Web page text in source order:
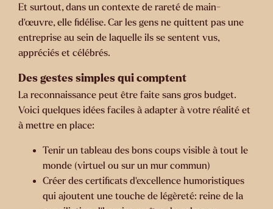
Et surtout, dans un contexte de rareté de main-
d’œuvre, elle fidélise. Car les gens ne quittent pas une
entreprise au sein de laquelle ils se sentent vus,
appréciés et célébrés.
Des gestes simples qui comptent
La reconnaissance peut être faite sans gros budget.
Voici quelques idées faciles à adapter à votre réalité et
à mettre en place:
Tenir un tableau des bons coups visible à tout le
monde (virtuel ou sur un mur commun)
Créer des certificats d’excellence humoristiques
qui ajoutent une touche de légèreté: reine de la